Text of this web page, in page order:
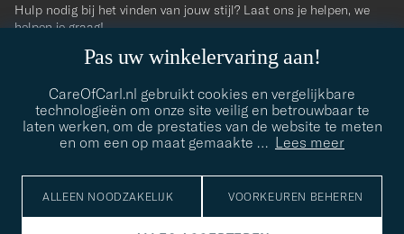
Pas uw winkelervaring aan!
CareOfCarl.nl gebruikt cookies en vergelijkbare
technologieën om onze site veilig en betrouwbaar te
laten werken, om de prestaties van de website te meten
en om een op maat gemaakte … Lees meer
ALLEEN NOODZAKELIJK VOORKEUREN BEHEREN
contact@careofcarl.com
Hulp nodig bij het vinden van jouw stijl? Laat ons je helpen, we
helpen je graag!
STIJLADVIES
© Care of Carl 2026